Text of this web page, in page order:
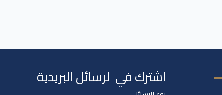
اشترك في الرسائل البريدية